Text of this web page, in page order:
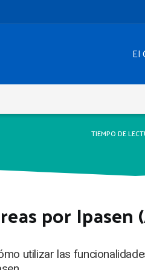
El
TIEMPO DE
por Ipasen
utilizar las